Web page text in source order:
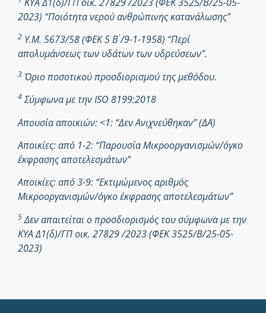
2023) “Ποιότητα νερού ανθρώπινης κατανάλωσης”
2 Υ.Μ. 5673/58 (ΦΕΚ 5 Β ́/9-1-1958) “Περί
απολυμάνσεως των υδάτων των υδρεύσεων”.
3 Όριο ποσοτικού προσδιορισμού της μεθόδου.
4Σύμφωνα με την ISO 8199:2018
Απουσία αποικιών: <1: “Δεν Ανιχνεύθηκαν” (ΔΑ)
Αποικίες: από 1-2: “Παρουσία Μικροοργανισμών/όγκο
έκφρασης αποτελεσμάτων”
Αποικίες: από 3-9: “Εκτιμώμενος αριθμός
Μικροοργανισμών/όγκο έκφρασης αποτελεσμάτων”
5Δεν απαιτείται ο προσδιορισμός του σύμφωνα με την
ΚΥΑ Δ1(δ)/ΓΠ οικ. 27829 /2023 (ΦΕΚ 3525/Β/25-05-
2023)